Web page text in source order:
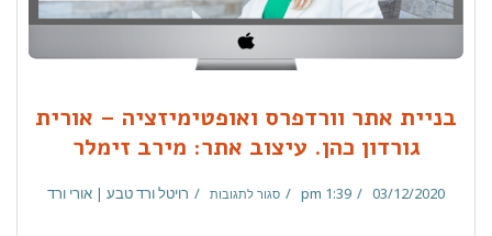
בניית אתר וורדפרס ואופטימיזציה – אורית
גורדון כהן. עיצוב אתר: מירב זימלר
03/12/2020
1:39 pm סגור לתגובות רויטל ורד טבע | אורי ורד